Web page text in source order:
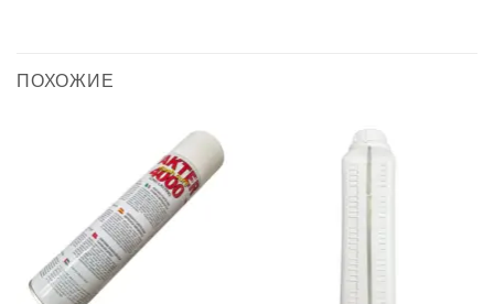
ПОХОЖИЕ